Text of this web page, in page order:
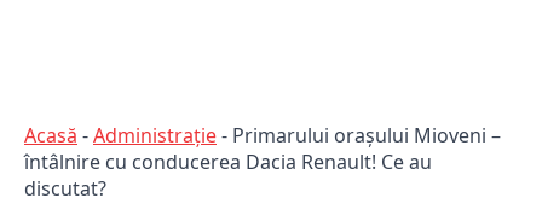
Acasă -Administraţie- Primarului orașului Mioveni –
întâlnire cu conducerea Dacia Renault! Ce au
discutat?